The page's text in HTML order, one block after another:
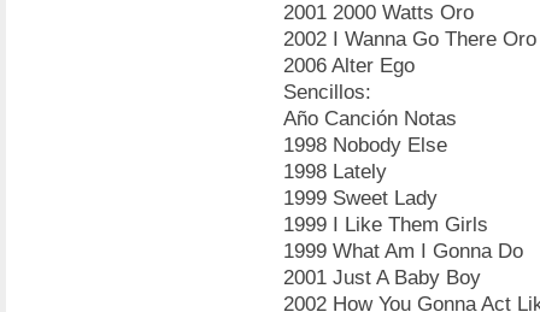
2001 2000 Watts Oro
2002 I Wanna Go There Oro
2006 Alter Ego
Sencillos:
Año Canción Notas
1998 Nobody Else
1998 Lately
1999 Sweet Lady
1999 I Like Them Girls
1999 What Am I Gonna Do
2001 Just A Baby Boy
2002 How You Gonna Act